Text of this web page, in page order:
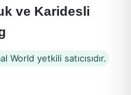
ve Karidesli
World yetkili satıcısıdır.